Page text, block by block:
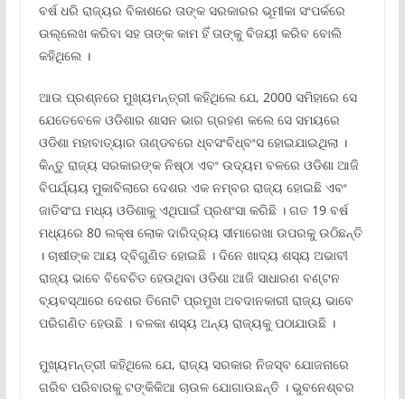
ବର୍ଷ ଧରି ରାଜ୍ୟର ବିକାଶରେ ତାଙ୍କ ସରକାରର ଭୂମୀକା ସଂପର୍କରେ
ଉଲ୍ଲେଖ କରିବା ସହ ତାଙ୍କ କାମ ହିଁ ତାଙ୍କୁ ବିଜୟୀ କରିବ ବୋଲି
କହିଥିଲେ ।
ଆଉ ପ୍ରଶ୍ନରେ ମୁଖ୍ୟମନ୍ତ୍ରୀ କହିଥିଲେ ଯେ, 2000 ସମିହାରେ ସେ
ଯେତେବେଳେ ଓଡିଶାର ଶାସନ ଭାର ଗ୍ରହଣ କଲେ ସେ ସମୟରେ
ଓଡିଶା ମହାବାତ୍ୟାର ତାଣ୍ଡବରେ ଧ୍ବସଂବିଧ୍ବଂସ ହୋଇଯାଇଥିଲା ।
କିନ୍ତୁ ରାଜ୍ୟ ସରକାରଙ୍କ ନିଷ୍ଠା ଏବଂ ଉଦ୍ୟମ ବଳରେ ଓଡିଶା ଆଜି
ବିପର୍ଯ୍ୟୟ ମୁକାବିଲାରେ ଦେଶର ଏକ ନମ୍ବର ରାଜ୍ୟ ହୋଇଛି ଏବଂ
ଜାତିସଂଘ ମଧ୍ୟ ଓଡିଶାକୁ ଏଥିପାଇଁ ପ୍ରଶଂସା କରିଛି । ଗତ 19 ବର୍ଷ
ମଧ୍ୟରେ 80 ଲକ୍ଷ ଲୋକ ଦାରିଦ୍ର୍ୟ ସୀମାରେଖା ଉପରକୁ ଉଠିଛନ୍ତି
। ଚାଷୀଙ୍କ ଆୟ ଦ୍ବିଗୁଣିତ ହୋଇଛି । ଦିନେ ଖାଦ୍ୟ ଶସ୍ୟ ଅଭାବୀ
ରାଜ୍ୟ ଭାବେ ବିବେଚିତ ହେଉଥିବା ଓଡିଶା ଆଜି ସାଧାରଣ ବଣ୍ଟନ
ବ୍ୟବସ୍ଥାରେ ଦେଶର ତିନୋଟି ପ୍ରମୁଖ ଅବଦାନକାରୀ ରାଜ୍ୟ ଭାବେ
ପରିଗଣିତ ହେଉଛି । ବଳକା ଶସ୍ୟ ଅନ୍ୟ ରାଜ୍ୟକୁ ପଠାଯାଉଛି ।
ମୁଖ୍ୟମନ୍ତ୍ରୀ କହିଥିଲେ ଯେ, ରାଜ୍ୟ ସରକାର ନିଜସ୍ବ ଯୋଜନାରେ
ଗରିବ ପରିବାରକୁ ଟଙ୍କିକିଆ ଚାଉଳ ଯୋଗାଉଛନ୍ତି । ଭୁବନେଶ୍ବର